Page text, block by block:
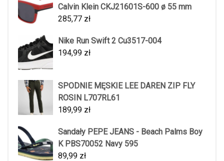
Calvin Klein CKJ21601S-600 ø 55 mm
285,77 zł
Nike Run Swift 2 Cu3517-004
194,99 zł
SPODNIE MĘSKIE LEE DAREN ZIP FLY
ROSIN L707RL61
189,99 zł
Sandały PEPE JEANS - Beach Palms Boy
K PBS70052 Navy 595
89,99 zł